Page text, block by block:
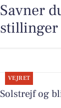
Savner
stillinger
VEJRET
Solstrejf og